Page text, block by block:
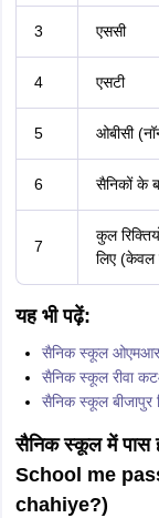
3 एससी
4 एसटी
5 ओबीसी
6 सैनिकों के
7
कुल
लिए (केवल
यह भी पढ़ें:
सैनिक स्कूल
सैनिक स्कूल रीवा
सैनिक स्कूल बीजापुर
सैनिक स्कूल में पास
School me
chahiye?)